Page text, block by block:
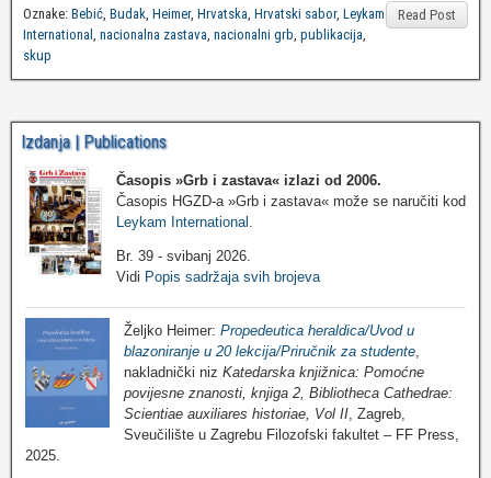
Read Post
Oznake: Bebić, Budak, Heimer, Hrvatska, Hrvatski sabor, Leykam
International , nacionalna zastava, nacionalni grb, publikacija,
skup
Izdanja | Publications
Časopis »Grb i zastava« izlazi od 2006.
Časopis HGZD-a »Grb i zastava« može se naručiti kod
Leykam International
Br. 39 - svibanj 2026.
Vidi Popis sadržaja svih brojeva
Željko Heimer: Propedeutica heraldica/Uvod u
blazoniranje u 20 lekcija/Priručnik za studente,
nakladnički niz Katedarska knjižnica: Pomoćne
povijesne znanosti, knjiga 2, Bibliotheca Cathedrae:
Scientiae auxiliares historiae, Vol II, Zagreb,
Sveučilište u Zagrebu Filozofski fakultet – FF Press,
2025.